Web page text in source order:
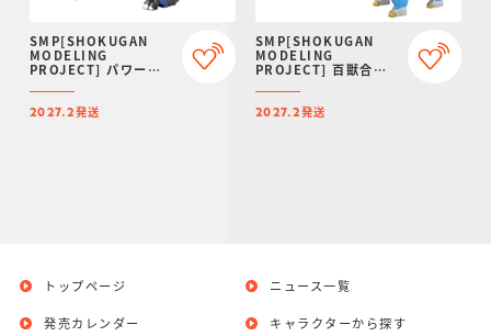
SMP[SHOKUGAN
MODELING
PROJECT] パワーア
トラ ガオワラビー【プ
レミアムバンダイ限
2027.2発送
SMP[SHOKUGAN
MODELING
PROJECT] 百獣合体
ノス＆ガオマジロ【再
販：2027年2月発送】
2027.2発送
トップページ
発売カレンダー
ニュース一覧
キャラクターから探す